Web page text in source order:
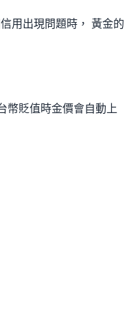
用出現問題時， 黃金的
幣貶值時金價會自動上